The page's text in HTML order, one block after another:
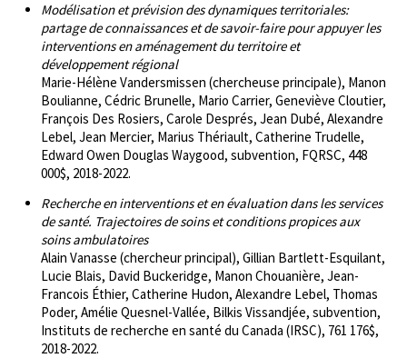
Modélisation et prévision des dynamiques territoriales:
partage de connaissances et de savoir-faire pour appuyer les
interventions en aménagement du territoire et
développement régional
Marie-Hélène Vandersmissen (chercheuse principale), Manon
Boulianne, Cédric Brunelle, Mario Carrier, Geneviève Cloutier,
François Des Rosiers, Carole Després, Jean Dubé, Alexandre
Lebel, Jean Mercier, Marius Thériault, Catherine Trudelle,
Edward Owen Douglas Waygood, subvention, FQRSC, 448
000$, 2018-2022.
Recherche en interventions et en évaluation dans les services
de santé. Trajectoires de soins et conditions propices aux
soins ambulatoires
Alain Vanasse (chercheur principal), Gillian Bartlett-Esquilant,
Lucie Blais, David Buckeridge, Manon Chouanière, Jean-
Francois Éthier, Catherine Hudon, Alexandre Lebel, Thomas
Poder, Amélie Quesnel-Vallée, Bilkis Vissandjée, subvention,
Instituts de recherche en santé du Canada (IRSC), 761 176$,
2018-2022.